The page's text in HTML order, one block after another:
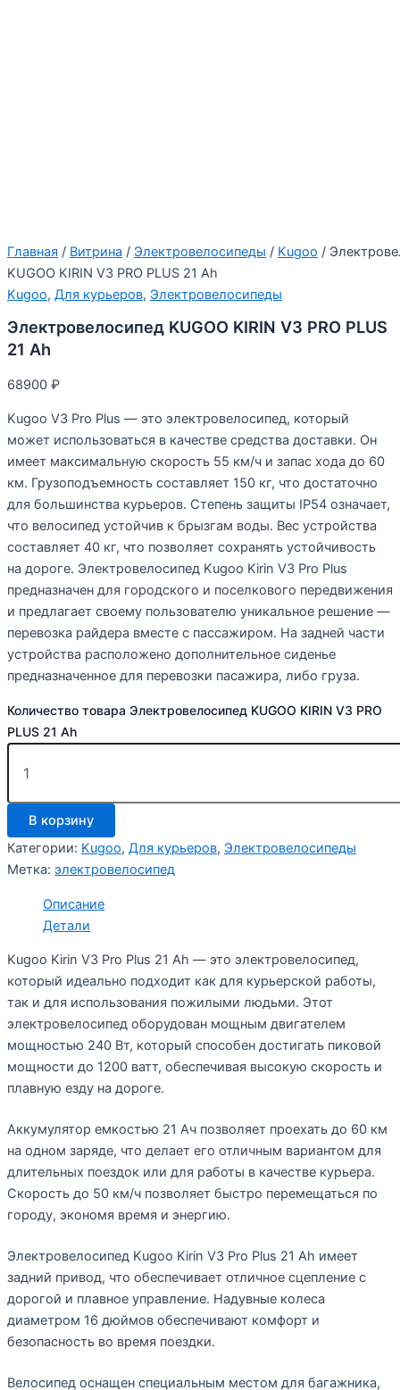
Главная / Витрина / Электровелосипеды / Kugoo /
KUGOO KIRIN V3 PRO PLUS 21 Ah
Kugoo, Для курьеров, Электровелосипеды
Электровелосипед KUGOO KIRIN V3 PRO PLUS
21 Ah
68900 ₽
Kugoo V3 Pro Plus — это электровелосипед, который
может использоваться в качестве средства доставки. Он
имеет максимальную скорость 55 км/ч и запас хода до 60
км. Грузоподъемность составляет 150 кг, что достаточно
для большинства курьеров. Степень защиты IP54 означает,
что велосипед устойчив к брызгам воды. Вес устройства
составляет 40 кг, что позволяет сохранять устойчивость
на дороге. Электровелосипед Kugoo Kirin V3 Pro Plus
предназначен для городского и поселкового передвижения
и предлагает своему пользователю уникальное решение —
перевозка райдера вместе с пассажиром. На задней части
устройства расположено дополнительное сиденье
предназначенное для перевозки пасажира, либо груза.
Количество товара Электровелосипед KUGOO KIRIN V3 PRO
PLUS 21 Ah
В корзину
Категории: Kugoo, Для курьеров, Электровелосипеды
Метка: электровелосипед
Описание
Детали
Kugoo Kirin V3 Pro Plus 21 Ah — это электровелосипед,
который идеально подходит как для курьерской работы,
так и для использования пожилыми людьми. Этот
электровелосипед оборудован мощным двигателем
мощностью 240 Вт, который способен достигать пиковой
мощности до 1200 ватт, обеспечивая высокую скорость и
плавную езду на дороге.
Аккумулятор емкостью 21 Ач позволяет проехать до 60 км
на одном заряде, что делает его отличным вариантом для
длительных поездок или для работы в качестве курьера.
Скорость до 50 км/ч позволяет быстро перемещаться по
городу, экономя время и энергию.
Электровелосипед Kugoo Kirin V3 Pro Plus 21 Ah имеет
задний привод, что обеспечивает отличное сцепление с
дорогой и плавное управление. Надувные колеса
диаметром 16 дюймов обеспечивают комфорт и
безопасность во время поездки.
Велосипед оснащен специальным местом для багажника,